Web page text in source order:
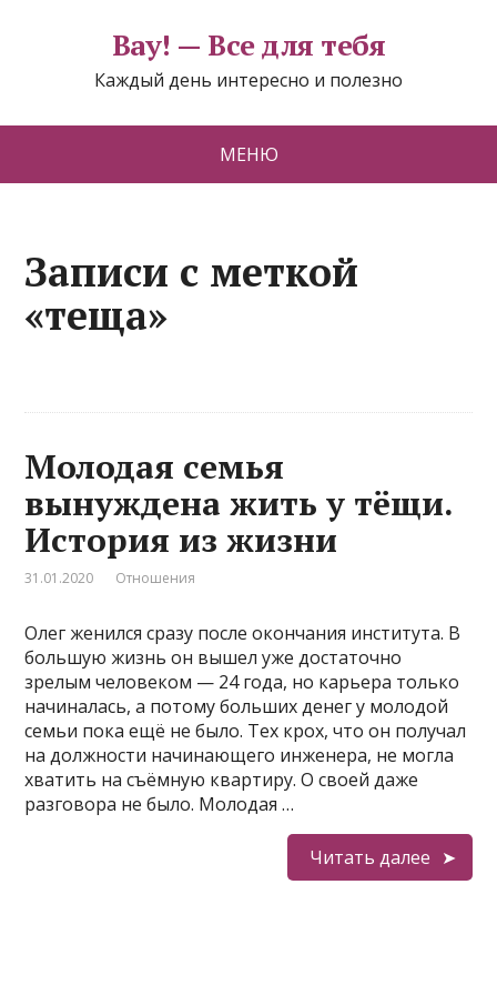
Вау! — Все для тебя
Каждый день интересно и полезно
МЕНЮ
Записи с меткой
«теща»
Молодая семья
вынуждена жить у тёщи.
История из жизни
31.01.2020 Отношения
Олег женился сразу после окончания института. В
большую жизнь он вышел уже достаточно
зрелым человеком — 24 года, но карьера только
начиналась, а потому больших денег у молодой
семьи пока ещё не было. Тех крох, что он получал
на должности начинающего инженера, не могла
хватить на съёмную квартиру. О своей даже
разговора не было. Молодая …
Читать далее